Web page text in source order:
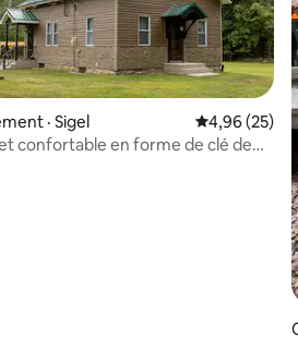
sur 5, 39 commentaires
· Sigel Note
4,96 (25)
confortable en forme de clé de